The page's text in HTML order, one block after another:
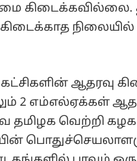
கிடைக்கவில்லை.
நிலையில்
ஆதரவு
2 எம்எல்ஏக்கள்
தமிழக வெற்றி